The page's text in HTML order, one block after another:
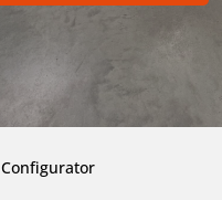
Configurator